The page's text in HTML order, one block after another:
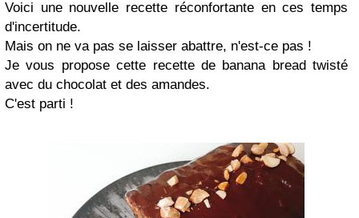
Voici une nouvelle recette réconfortante en ces temps
d'incertitude.
Mais on ne va pas se laisser abattre, n'est-ce pas !
Je vous propose cette recette de banana bread twisté
avec du chocolat et des amandes.
C'est parti !